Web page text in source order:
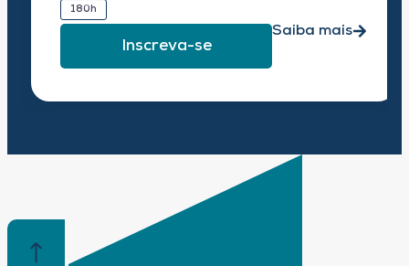
180h
Inscreva-se
Saiba mais